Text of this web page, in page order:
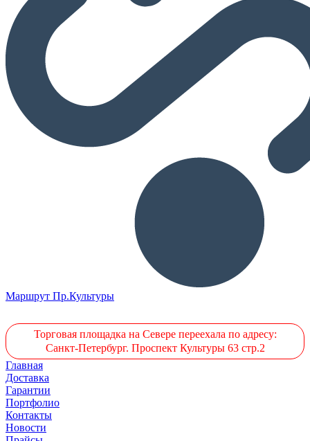
Маршрут Пр.Культуры
Торговая площадка на Севере переехала по адресу:
Санкт-Петербург. Проспект Культуры 63 стр.2
Главная
Доставка
Гарантии
Портфолио
Контакты
Новости